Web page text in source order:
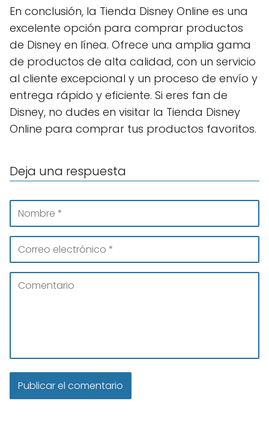
En conclusión, la Tienda Disney Online es una
excelente opción para comprar productos
de Disney en línea. Ofrece una amplia gama
de productos de alta calidad, con un servicio
al cliente excepcional y un proceso de envío y
entrega rápido y eficiente. Si eres fan de
Disney, no dudes en visitar la Tienda Disney
Online para comprar tus productos favoritos.
Deja una respuesta